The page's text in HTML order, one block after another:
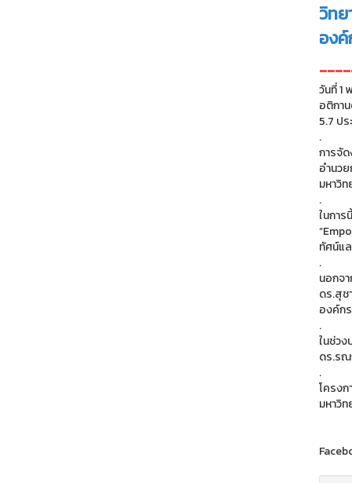
วิท
อง
วันที่ 1
อติกา
5.7 ป
.
การจั
อำนว
มหาวิ
.
ในกา
ทัศน์แ
.
นอกจ
ดร.สุ
องค์ก
.
ในช่ว
ดร.รณ
.
โครง
มหาวิ